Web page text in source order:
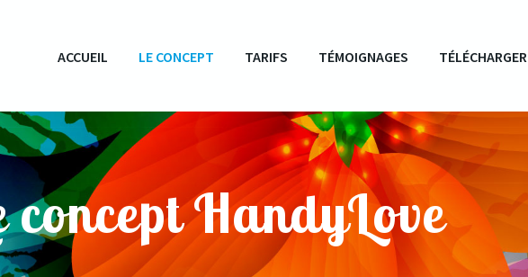
ACCUEIL LE CONCEPT TARIFS TÉMOIGNAGES TÉLÉCHARGER
concept HandyLove